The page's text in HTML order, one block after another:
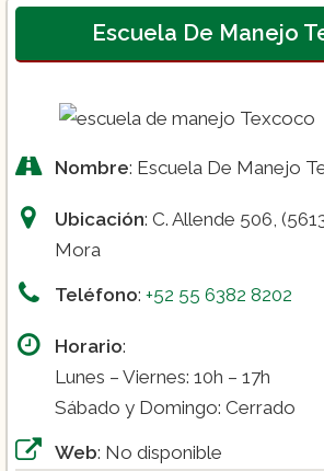
Escuela De Manejo
Nombre: Escuela De Manejo
Ubicación: C. Allende 506,
Mora
Teléfono: +52 55 6382 8202
Horario:
Lunes – Viernes: 10h – 17h
Sábado y Domingo: Cerrado
Web: No disponible